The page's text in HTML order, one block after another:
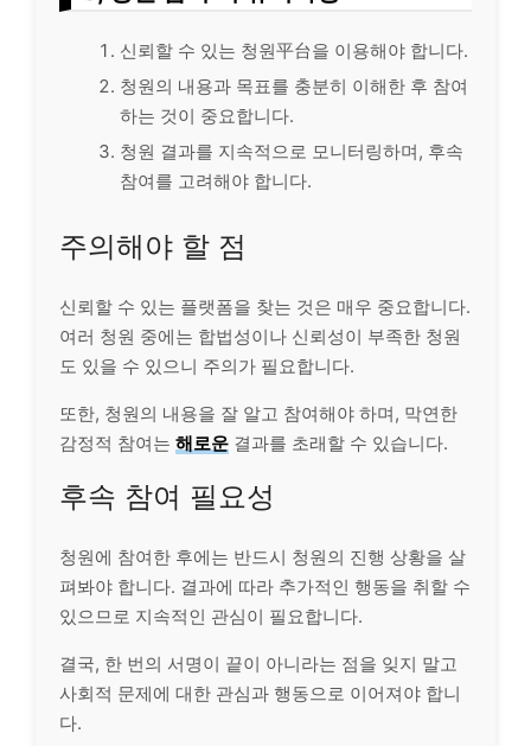
신뢰할 수 있는 청원平台을 이용해야 합니다.
청원의 내용과 목표를 충분히 이해한 후 참여
하는 것이 중요합니다.
청원 결과를 지속적으로 모니터링하며, 후속
참여를 고려해야 합니다.
주의해야 할 점
신뢰할 수 있는 플랫폼을 찾는 것은 매우 중요합니다.
여러 청원 중에는 합법성이나 신뢰성이 부족한 청원
도 있을 수 있으니 주의가 필요합니다.
또한, 청원의 내용을 잘 알고 참여해야 하며, 막연한
감정적 참여는 해로운 결과를 초래할 수 있습니다.
후속 참여 필요성
청원에 참여한 후에는 반드시 청원의 진행 상황을 살
펴봐야 합니다. 결과에 따라 추가적인 행동을 취할 수
있으므로 지속적인 관심이 필요합니다.
결국, 한 번의 서명이 끝이 아니라는 점을 잊지 말고
사회적 문제에 대한 관심과 행동으로 이어져야 합니
다.